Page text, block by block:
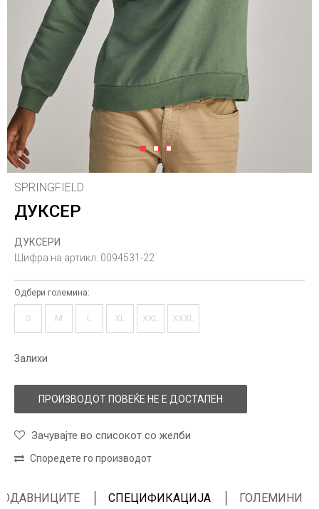
1 2 3
SPRINGFIELD
ДУКСЕР
ДУКСЕРИ
Шифра на артикл: 0094531-22
Одбери големина:
S M L XL XXL XXXL
Залихи
ПРОИЗВОДОТ ПОВЕЌЕ НЕ Е ДОСТАПЕН
Зачувајте во списокот со желби
Споредете го производот
СПЕЦИФИКАЦИЈА ГОЛЕМИНИ